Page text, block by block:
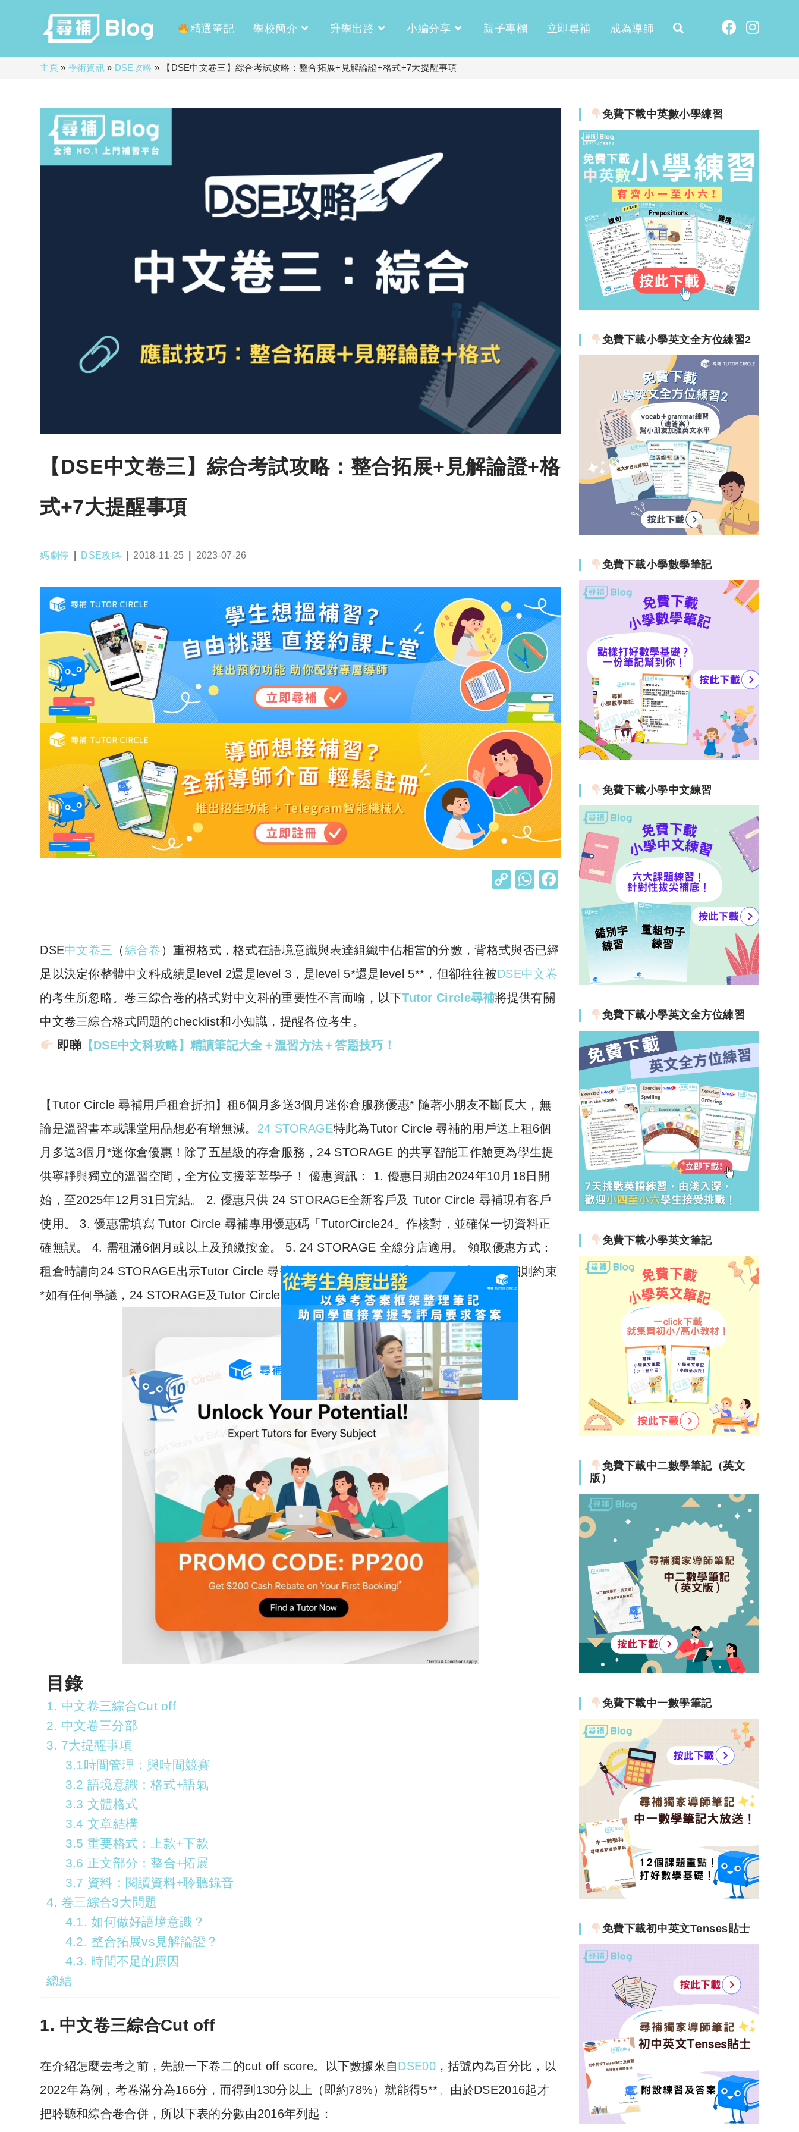
精選筆記 學校簡介 升學出路 小編分享 親子專欄 立即尋補 成為導師
主頁» 學術資訊» DSE攻略 » 【DSE中文卷三】綜合考試攻略：整合拓展+見解論證+格式+7大提醒事項
【DSE中文卷三】綜合考試攻略：整合拓展+見解論證+格
式+7大提醒事項
Post
媽劇停
Post
DSE攻略
Post
2018-11-25
Post
2023-07-26
C
Li
n
k
W
A
p
p
DSE中文卷三 （綜合卷 ）重視格式，格式在語境意識與表達組織中佔相當的分數，背格式與否已經
足以決定你整體中文科成績是level 2還是level 3，是level 5*還是level 5**，但卻往往被DSE中文卷
的考生所忽略。卷三綜合卷的格式對中文科的重要性不言而喻，以下Tutor Circle尋補將提供有關
中文卷三綜合格式問題的checklist和小知識，提醒各位考生。
即睇【DSE中文科攻略】精讀筆記大全＋溫習方法＋答題技巧！
​【Tutor Circle 尋補用戶租倉折扣】租6個月多送3個月迷你倉服務優惠* 隨著小朋友不斷長大，無
論是溫習書本或課堂用品想必有增無減。 24 STORAGE特此為Tutor Circle 尋補的用戶送上租6個
月多送3個月*迷你倉優惠！除了五星級的存倉服務，24 STORAGE 的共享智能工作艙更為學生提
供寧靜與獨立的溫習空間，全方位支援莘莘學子！ 優惠資訊： 1. 優惠日期由2024年10月18日開
始，至2025年12月31日完結。 2. 優惠只供 24 STORAGE全新客戶及 Tutor Circle 尋補現有客戶
使用。 3. 優惠需填寫 Tutor Circle 尋補專用優惠碼「TutorCircle24」作核對，並確保一切資料正
確無誤。 4. 需租滿6個月或以上及預繳按金。 5. 24 STORAGE 全線分店適用。 領取優惠方式：
租倉時請向24 STORAGE出示Tutor Circle 尋補Promotion Code作核對。 *優惠受條款及細則約束
*如有任何爭議，24 STORAGE及Tutor Circle 尋補保留一切最終決定權。
目錄
1. 中文卷三綜合Cut off
2. 中文卷三分部
3. 7大提醒事項
3.1時間管理：與時間競賽
3.2 語境意識：格式+語氣
3.3 文體格式
3.4 文章結構
3.5 重要格式：上款+下款
3.6 正文部分：整合+拓展
3.7 資料：閱讀資料+聆聽錄音
4. 卷三綜合3大問題
4.1. 如何做好語境意識？
4.2. 整合拓展vs見解論證？
4.3. 時間不足的原因
總結
1. 中文卷三綜合Cut off
在介紹怎麼去考之前，先說一下卷二的cut off score。以下數據來自DSE00，括號內為百分比，以
2022年為例，考卷滿分為166分，而得到130分以上（即約78%）就能得5**。由於DSE2016起才
把聆聽和綜合卷合併，所以下表的分數由2016年列起：
免費下載中英數小學練習
免費下載小學英文全方位練習2
免費下載小學數學筆記
免費下載小學中文練習
免費下載小學英文全方位練習
免費下載小學英文筆記
免費下載中二數學筆記（英文
版）
免費下載中一數學筆記
免費下載初中英文Tenses貼士